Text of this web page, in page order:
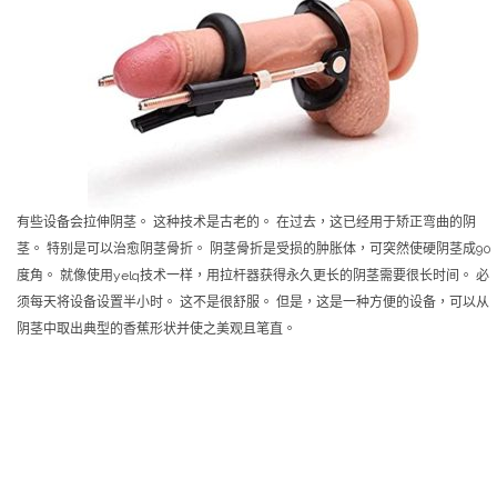
有些设备会拉伸阴茎。 这种技术是古老的。 在过去，这已经用于矫正弯曲的阴
茎。 特别是可以治愈阴茎骨折。 阴茎骨折是受损的肿胀体，可突然使硬阴茎成90
度角。 就像使用yelq技术一样，用拉杆器获得永久更长的阴茎需要很长时间。 必
须每天将设备设置半小时。 这不是很舒服。 但是，这是一种方便的设备，可以从
阴茎中取出典型的香蕉形状并使之美观且笔直。